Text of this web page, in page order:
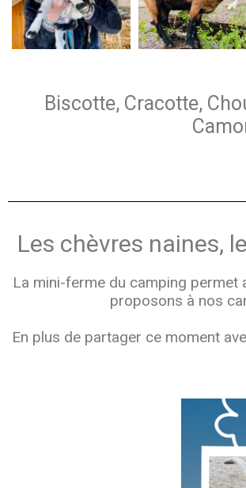
Biscotte, Cracotte,
Les chèvres naines,
La mini-ferme du camping permet
proposons à nos
En plus de partager ce moment